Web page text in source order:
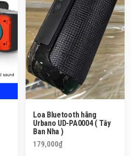
Loa Bluetooth hãng
Urbano UD-PA0004 ( Tây
Ban Nha )
179,000₫